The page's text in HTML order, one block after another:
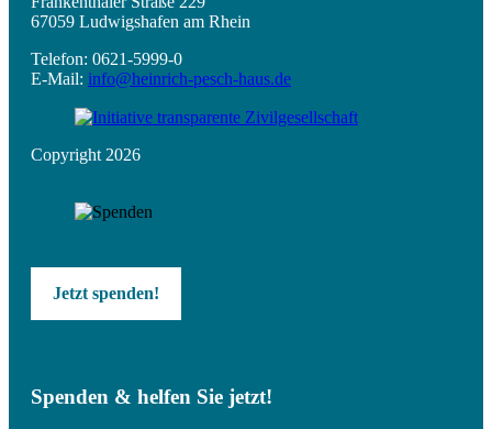
67059 Ludwigshafen am Rhein
Telefon: 0621-5999-0
E-Mail: info@heinrich-pesch-haus.de
Copyright 2026
Jetzt spenden!
Spenden & helfen Sie jetzt!